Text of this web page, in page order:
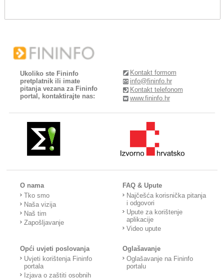
Ukoliko ste Fininfo
pretplatnik ili imate
pitanja vezana za Fininfo
portal, kontaktirajte nas:
Kontakt formom
info@fininfo.hr
Kontakt telefonom
www.fininfo.hr
O nama
Tko smo
Naša vizija
Naš tim
Zapošljavanje
FAQ & Upute
Najčešća korisnička pitanja
i odgovori
Upute za korištenje
aplikacije
Video upute
Opći uvjeti poslovanja
Uvjeti korištenja Fininfo
portala
Izjava o zaštiti osobnih
Oglašavanje
Oglašavanje na Fininfo
portalu